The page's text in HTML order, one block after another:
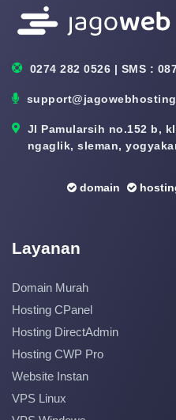
0274 282 0526 | SMS :
Jl Pamularsih no.152 b,
ngaglik, sleman,
domain
Layanan
Domain Murah
Hosting CPanel
Hosting DirectAdmin
Hosting CWP Pro
Website Instan
VPS Linux